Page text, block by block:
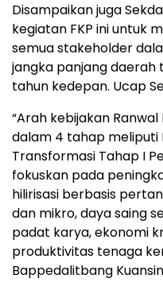
Disampaikan juga
kegiatan FKP ini untuk
semua stakeholder
jangka panjang daerah
tahun kedepan. Ucap
“Arah kebijakan
dalam 4 tahap meliputi
Transformasi Tahap I
fokuskan pada
hilirisasi berbasis
dan mikro, daya saing
padat karya, ekonomi
produktivitas tenaga
Bappedalitbang